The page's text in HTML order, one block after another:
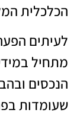
הכלכלית
לעיתים
מתחיל
הנכסים
שעומדות